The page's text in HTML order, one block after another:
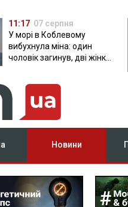
11:17 07 серпня
У морі в Коблевому
вибухнула міна: один
чоловік загинув, дві жінки
Новини